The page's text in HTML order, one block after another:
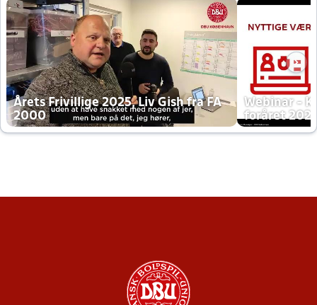
Årets Frivillige 2025, Liv Gish fra FA
2000
Webinar -
foråret